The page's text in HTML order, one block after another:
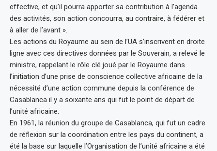
effective, et qu’il pourra apporter sa contribution à l’agenda
des activités, son action concourra, au contraire, à fédérer et
à aller de l’avant ».
Les actions du Royaume au sein de l’UA s’inscrivent en droite
ligne avec ces directives données par le Souverain, a relevé le
ministre, rappelant le rôle clé joué par le Royaume dans
l’initiation d’une prise de conscience collective africaine de la
nécessité d’une action commune depuis la conférence de
Casablanca il y a soixante ans qui fut le point de départ de
l’unité africaine.
En 1961, la réunion du groupe de Casablanca, qui fut un cadre
de réflexion sur la coordination entre les pays du continent, a
été la base sur laquelle l’Organisation de l’unité africaine a été